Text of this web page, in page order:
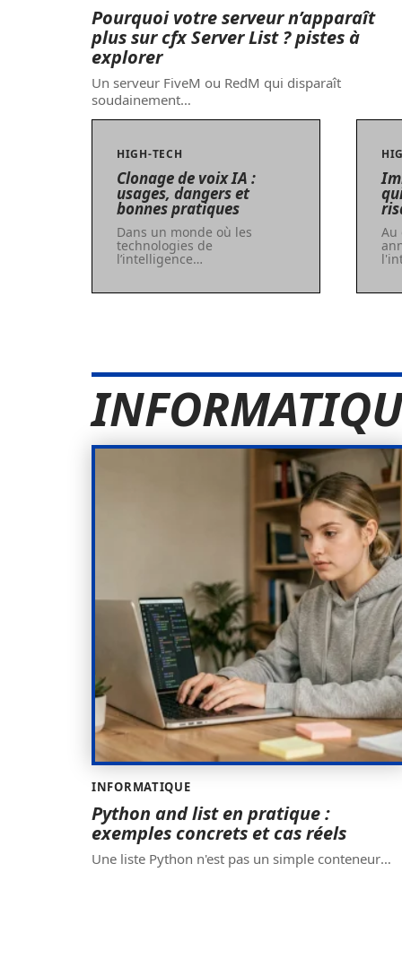
Pourquoi votre serveur n’apparaît
plus sur cfx Server List ? pistes à
explorer
Un serveur FiveM ou RedM qui disparaît
soudainement…
HIGH-TECH
Clonage de voix IA :
usages, dangers et
bonnes pratiques
Dans un monde où les
technologies de
l’intelligence…
Au
INFORMATIQUE
Python and list en pratique :
exemples concrets et cas réels
Une liste Python n'est pas un simple conteneur…